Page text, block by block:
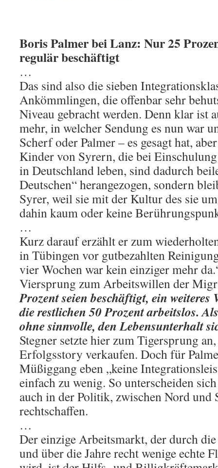
Boris Palmer bei Lanz: Nur 25
regulär beschäftigt
…
Das sind also die sieben
Ankömmlingen, die offenbar sehr
Niveau gebracht werden. Denn klar ist
mehr, in welcher Sendung es nun war
Scherf oder Palmer – es gesagt hat,
Kinder von Syrern, die bei Einschulung
in Deutschland leben, sind dadurch
Deutschen“ herangezogen, sondern
Syrer, weil sie mit der Kultur des sie
dahin kaum oder keine
…
Kurz darauf erzählt er zum
in Tübingen vor gutbezahlten
vier Wochen war kein einziger mehr
Viersprung zum Arbeitswillen der
Prozent seien beschäftigt, ein
die restlichen 50 Prozent arbeitslos.
ohne sinnvolle, den Lebensunterhalt
Stegner setzte hier zum Tigersprung
Erfolgsstory verkaufen. Doch für
Müßiggang eben „keine
einfach zu wenig. So unterscheiden
auch in der Politik, zwischen Nord und
rechtschaffen.
…
Der einzige Arbeitsmarkt, der durch
und über die Jahre recht wenige echte